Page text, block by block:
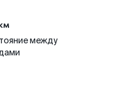
между